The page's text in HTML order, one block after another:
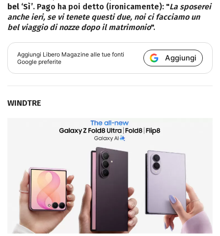
bel ‘Sì’. Pago ha poi detto (ironicamente): "La sposerei
anche ieri, se vi tenete questi due, noi ci facciamo un
bel viaggio di nozze dopo il matrimonio".
Aggiungi Libero Magazine alle tue fonti
Google preferite
Aggiungi
WINDTRE